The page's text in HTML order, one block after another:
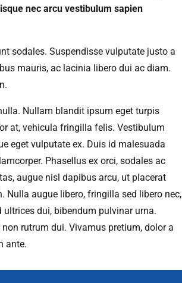
nec arcu vestibulum sapien
sodales. Suspendisse vulputate justo a
mauris, ac lacinia libero dui ac diam.
Nullam blandit ipsum eget turpis
at, vehicula fringilla felis. Vestibulum
eget vulputate ex. Duis id malesuada
Phasellus ex orci, sodales ac
augue nisl dapibus arcu, ut placerat
Nulla augue libero, fringilla sed libero nec,
dui, bibendum pulvinar urna.
rutrum dui. Vivamus pretium, dolor a
ante.